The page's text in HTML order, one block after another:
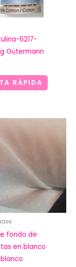
6217-
Gütermann
RÁPIDA
fondo de
en blanco